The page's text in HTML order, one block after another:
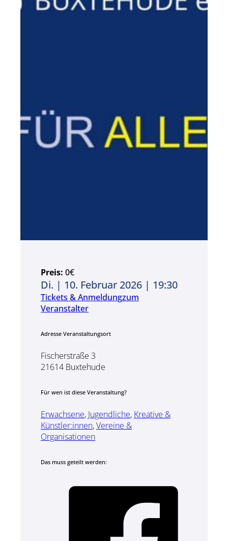
Preis: 0€
Di. | 10. Februar 2026 | 19:30
Tickets & Anmeldungzum
Veranstalter
Adresse Veranstaltungsort
Fischerstraße 3
21614 Buxtehude
Für wen ist diese Veranstaltung?
Erwachsene, Jugendliche, Kreative &
Künstler:innen,Vereine &
Organisationen
Das muss geteilt werden: